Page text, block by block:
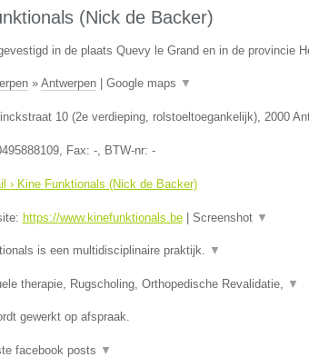
(Nick de Backer)
in de plaats Quevy le Grand en in de provincie
» Antwerpen| Google maps ▼
10 (2e verdieping, rolstoeltoegankelijk), 2000
, Fax: -, BTW-nr: -
› Kine Funktionals (Nick de Backer)
https://www.kinefunktionals.be| Screenshot ▼
is een multidisciplinaire praktijk. ▼
therapie, Rugscholing, Orthopedische Revalidatie, ▼
gewerkt op afspraak.
facebook posts ▼